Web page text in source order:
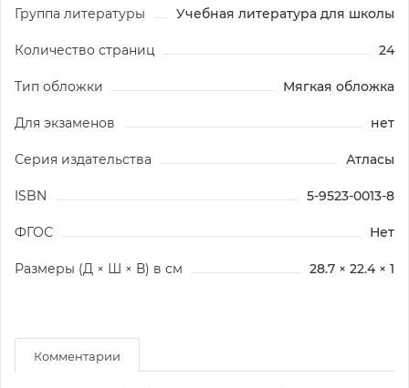
Группа литературы Учебная литература для школы
Количество страниц 24
Тип обложки Мягкая обложка
Для экзаменов нет
Серия издательства Атласы
ISBN 5-9523-0013-8
ФГОС Нет
Размеры (Д × Ш × В) в см 28.7 × 22.4 × 1
Комментарии